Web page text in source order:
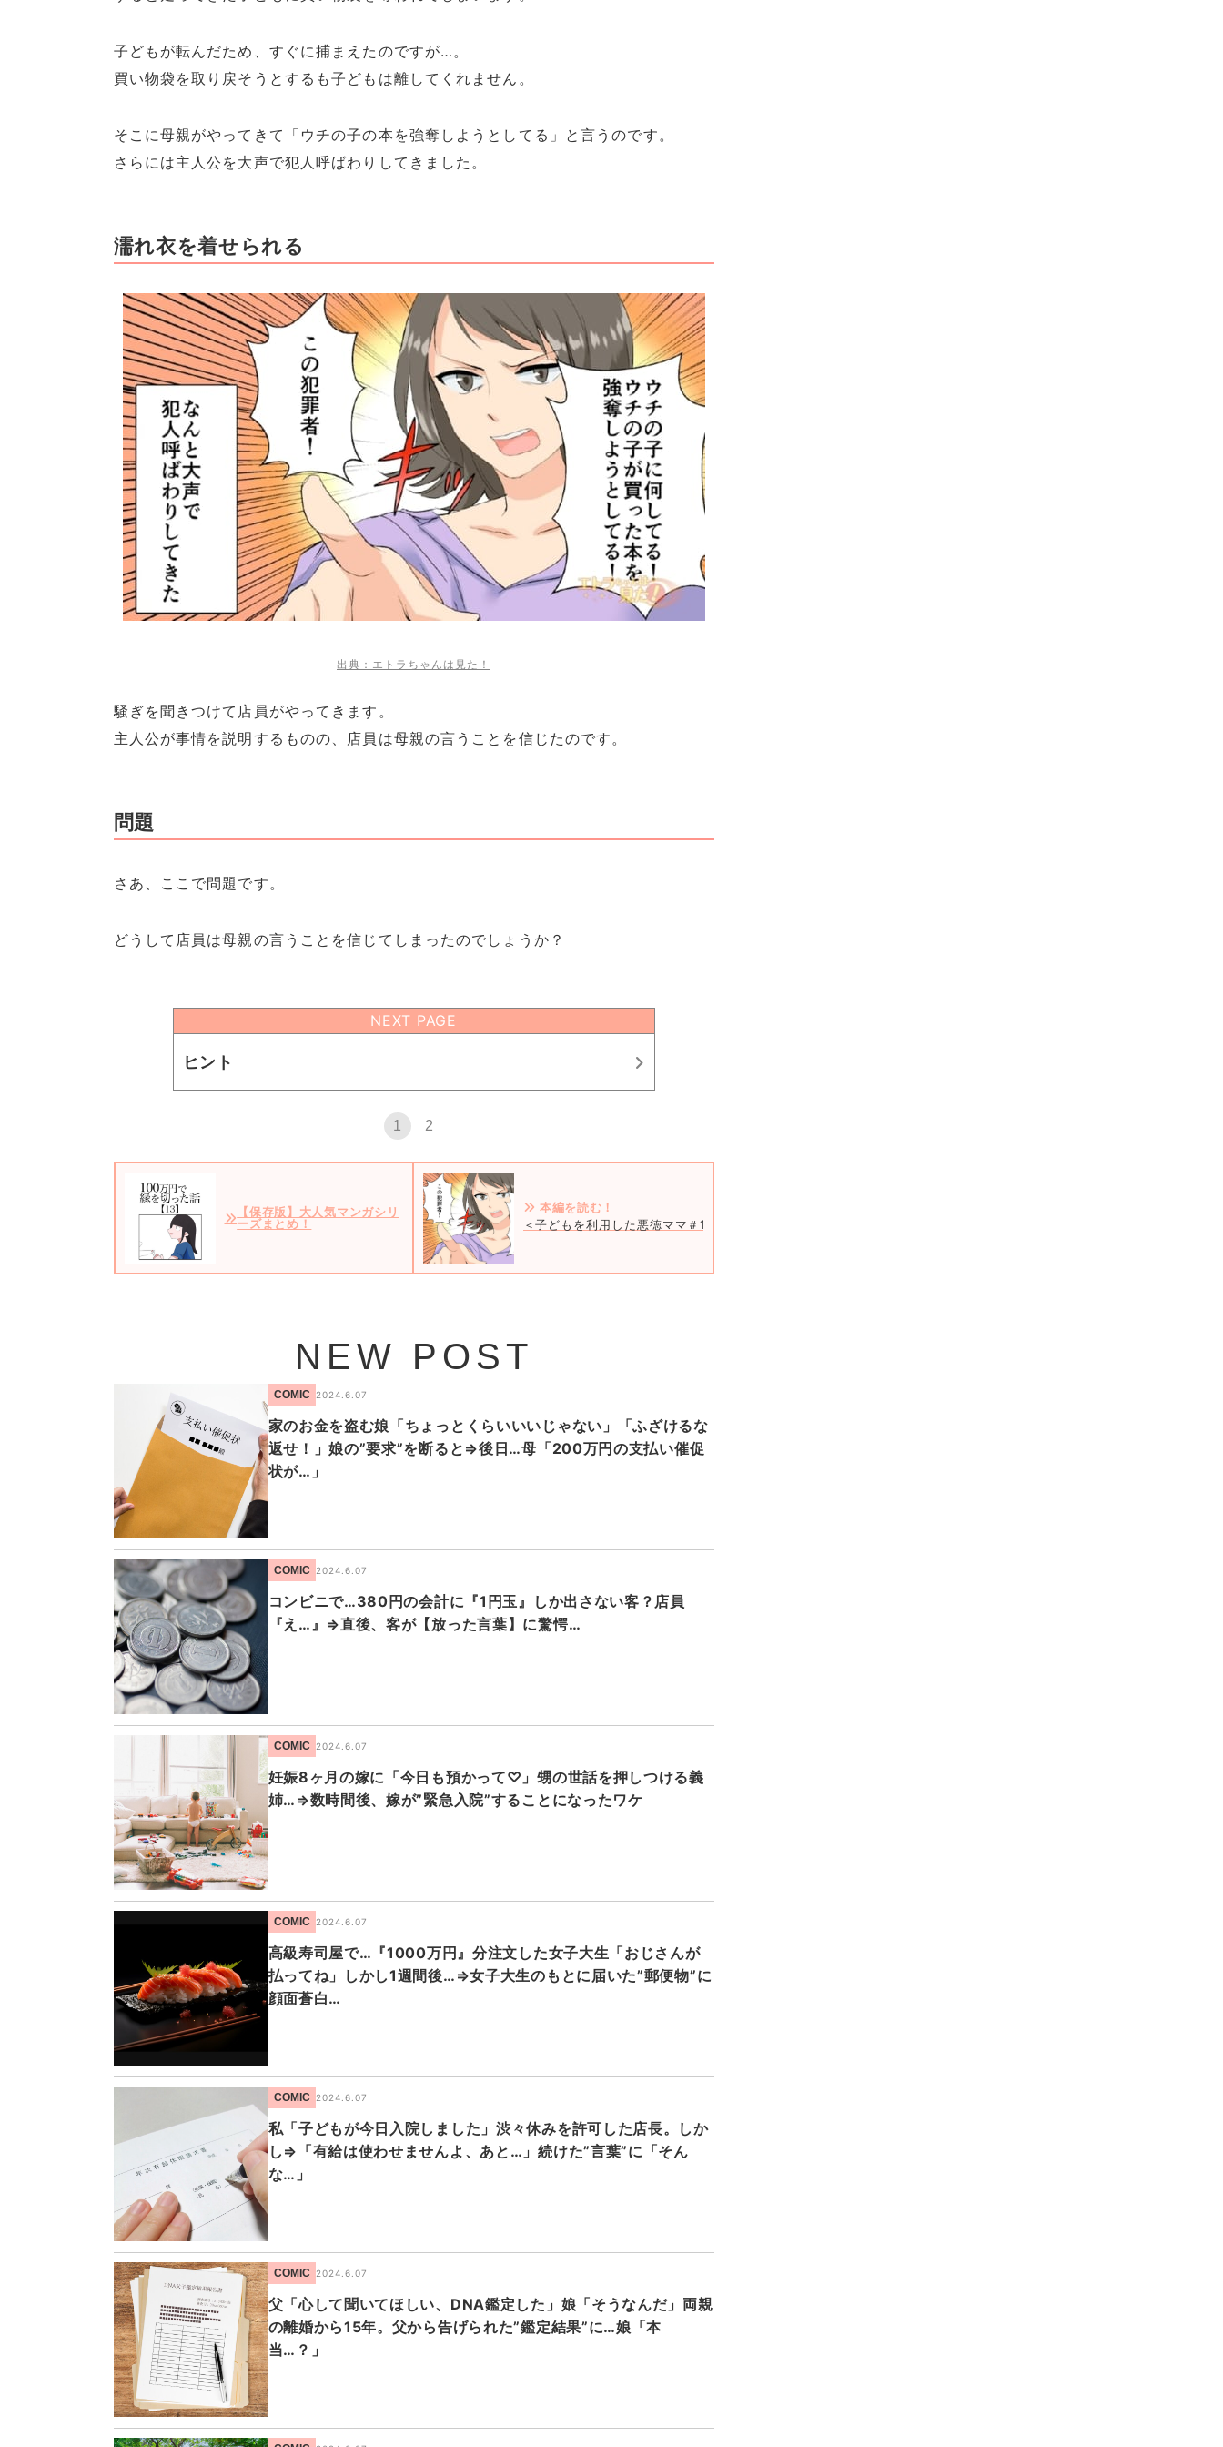
子どもが転んだため、すぐに捕まえたのですが…。
買い物袋を取り戻そうとするも子どもは離してくれません。
そこに母親がやってきて「ウチの子の本を強奪しようとしてる」と言うのです。
さらには主人公を大声で犯人呼ばわりしてきました。
濡れ衣を着せられる
出典：エトラちゃんは見た！
騒ぎを聞きつけて店員がやってきます。
主人公が事情を説明するものの、店員は母親の言うことを信じたのです。
問題
さあ、ここで問題です。
どうして店員は母親の言うことを信じてしまったのでしょうか？
NEXT PAGE
ヒント
1 2
【保存版】大人気マンガシリ
ーズまとめ！
本編を読む！
＜子どもを利用した悪徳ママ＃1＞
NEW POST
COMIC 2024.6.07
家のお金を盗む娘「ちょっとくらいいいじゃない」「ふざけるな
返せ！」娘の”要求”を断ると⇒後日…母「200万円の支払い催促
状が…」
COMIC 2024.6.07
コンビニで…380円の会計に『1円玉』しか出さない客？店員
『え…』⇒直後、客が【放った言葉】に驚愕…
COMIC 2024.6.07
妊娠8ヶ月の嫁に「今日も預かって♡」甥の世話を押しつける義
姉…⇒数時間後、嫁が”緊急入院”することになったワケ
COMIC 2024.6.07
高級寿司屋で…『1000万円』分注文した女子大生「おじさんが
払ってね」しかし1週間後…⇒女子大生のもとに届いた”郵便物”に
顔面蒼白…
COMIC 2024.6.07
私「子どもが今日入院しました」渋々休みを許可した店長。しか
し⇒「有給は使わせませんよ、あと…」続けた”言葉”に「そん
な…」
COMIC 2024.6.07
父「心して聞いてほしい、DNA鑑定した」娘「そうなんだ」両親
の離婚から15年。父から告げられた”鑑定結果”に…娘「本
当…？」